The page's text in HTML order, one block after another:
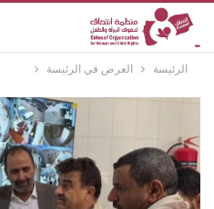
الرئيسة العرض في الرئيسة